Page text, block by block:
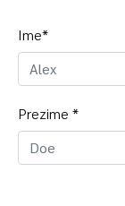
Ime*
Prezime *